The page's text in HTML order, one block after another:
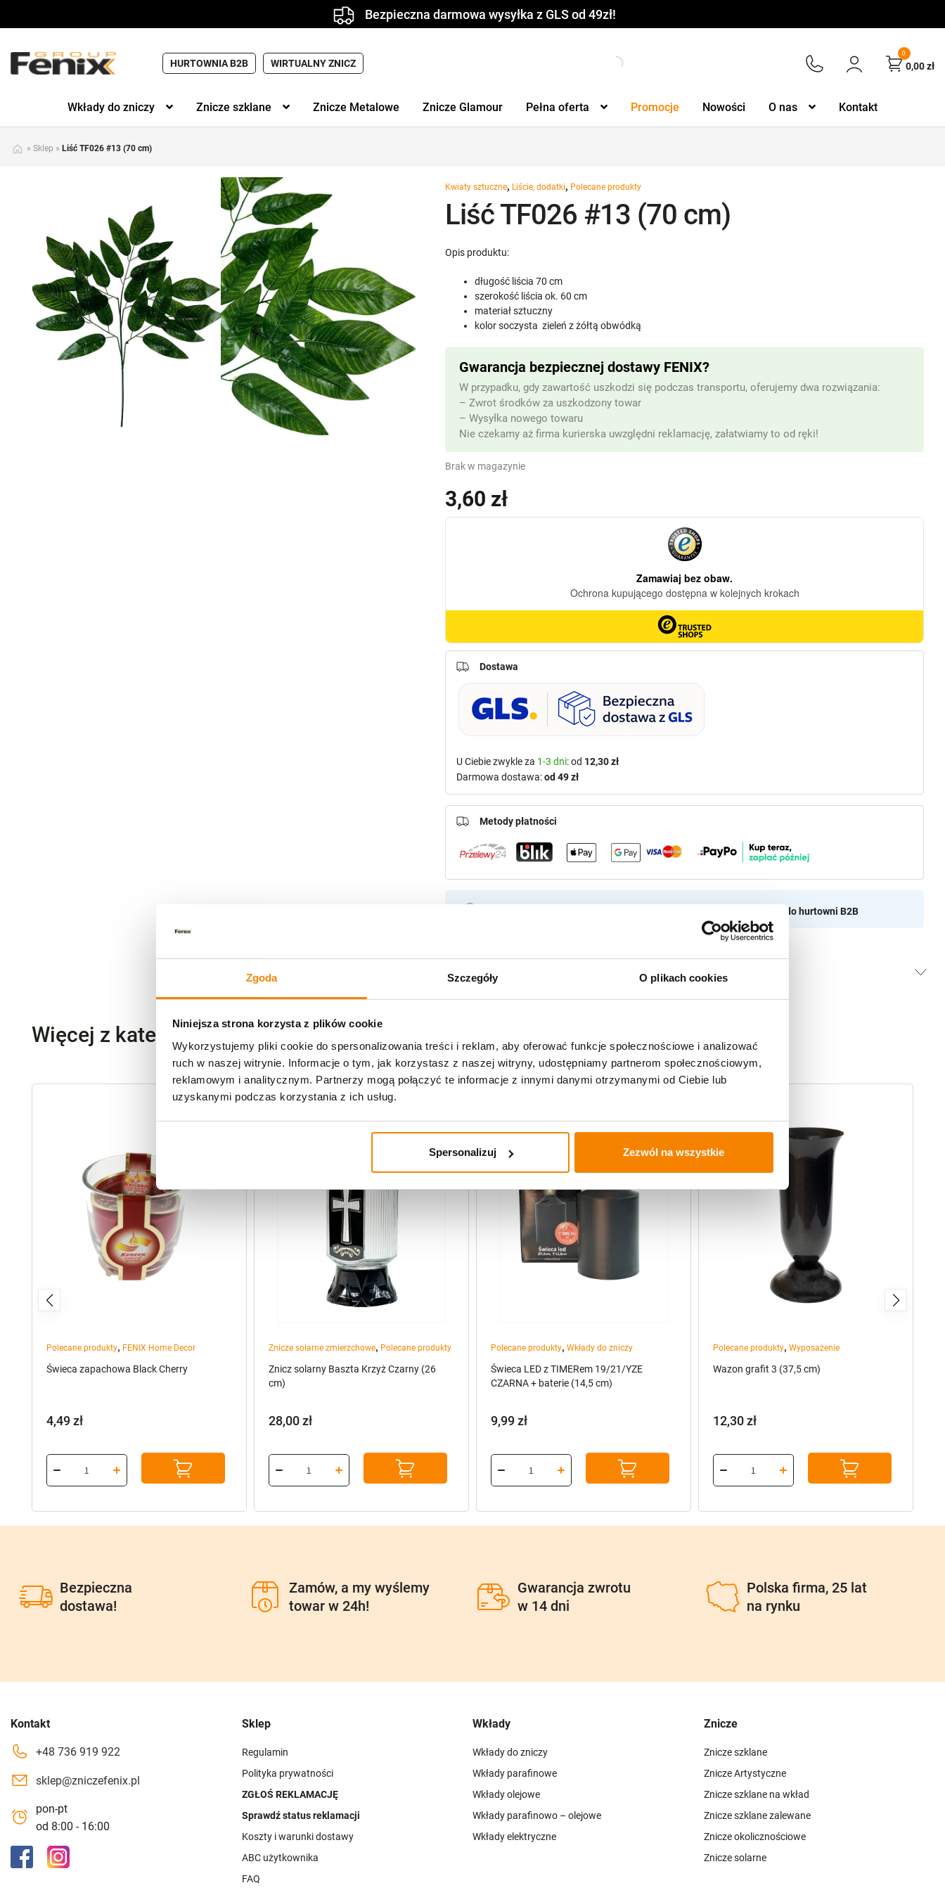
Zgoda Szczegóły O plikach cookies
Niniejsza strona korzysta z plików cookie
Wykorzystujemy pliki cookie do spersonalizowania treści i reklam, aby oferować funkcje społecznościowe i analizować
ruch w naszej witrynie. Informacje o tym, jak korzystasz z naszej witryny, udostępniamy partnerom społecznościowym,
reklamowym i analitycznym. Partnerzy mogą połączyć te informacje z innymi danymi otrzymanymi od Ciebie lub
uzyskanymi podczas korzystania z ich usług.
Spersonalizuj Zezwól na wszystkie
Bezpieczna darmowa wysyłka z GLS od 49zł!
HURTOWNIA B2B WIRTUALNY ZNICZ
0
0,00zł
Wkłady do zniczy Znicze szklane Znicze Metalowe Znicze Glamour Pełna oferta Promocje Nowości O nas Kontakt
» Sklep » Liść TF026 #13 (70 cm)
Kwiaty sztuczne, Liście, dodatki, Polecane produkty
Liść TF026 #13 (70 cm)
3,60 zł
Opis produktu:
długość liścia 70 cm
szerokość liścia ok. 60 cm
materiał sztuczny
kolor soczysta zieleń z żółtą obwódką
Brak w magazynie
Gwarancja bezpiecznej dostawy FENIX?
W przypadku, gdy zawartość uszkodzi się podczas transportu, oferujemy dwa rozwiązania:
– Zwrot środków za uszkodzony towar
– Wysyłka nowego towaru
Nie czekamy aż firma kurierska uwzględni reklamację, załatwiamy to od ręki!
Przejdź do hurtowni B2B
Dostawa
U Ciebie zwykle za 1-3 dni: od 12,30 zł
Darmowa dostawa:od 49 zł
Metody płatności
Opinie klientów
Więcej z kategorii Kwiaty sztuczne
Polecane produkty, FENIX Home Decor
Świeca zapachowa Black Cherry
4,49zł
Znicze solarne zmierzchowe, Polecane produkty
Znicz solarny Baszta Krzyż Czarny (26
cm)
28,00zł
Polecane produkty, Wkłady do zniczy
Świeca LED z TIMERem 19/21/YZE
CZARNA + baterie (14,5 cm)
9,99zł
Polecane produkty, Wyposażenie
Wazon grafit 3 (37,5 cm)
12,30zł
Bezpieczna
dostawa!
Zamów, a my wyślemy
towar w 24h!
Gwarancja zwrotu
w 14 dni
Polska firma, 25 lat
na rynku
Kontakt
+48 736 919 922
sklep@zniczefenix.pl
pon-pt
od 8:00 - 16:00
Sklep
Regulamin
Polityka prywatności
ZGŁOŚ REKLAMACJĘ
Sprawdź status reklamacji
Koszty i warunki dostawy
ABC użytkownika
FAQ
Wkłady
Wkłady do zniczy
Wkłady parafinowe
Wkłady olejowe
Wkłady parafinowo – olejowe
Wkłady elektryczne
Znicze
Znicze szklane
Znicze Artystyczne
Znicze szklane na wkład
Znicze szklane zalewane
Znicze okolicznościowe
Znicze solarne